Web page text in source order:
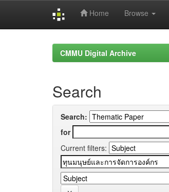
Home Browse
CMMU Digital Archive
Search
Search:
for
Current filters: